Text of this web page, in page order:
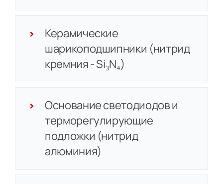
Керамические
шарикоподшипники (нитрид
кремния - Si₃N₄)
Основание светодиодов и
терморегулирующие
подложки (нитрид
алюминия)